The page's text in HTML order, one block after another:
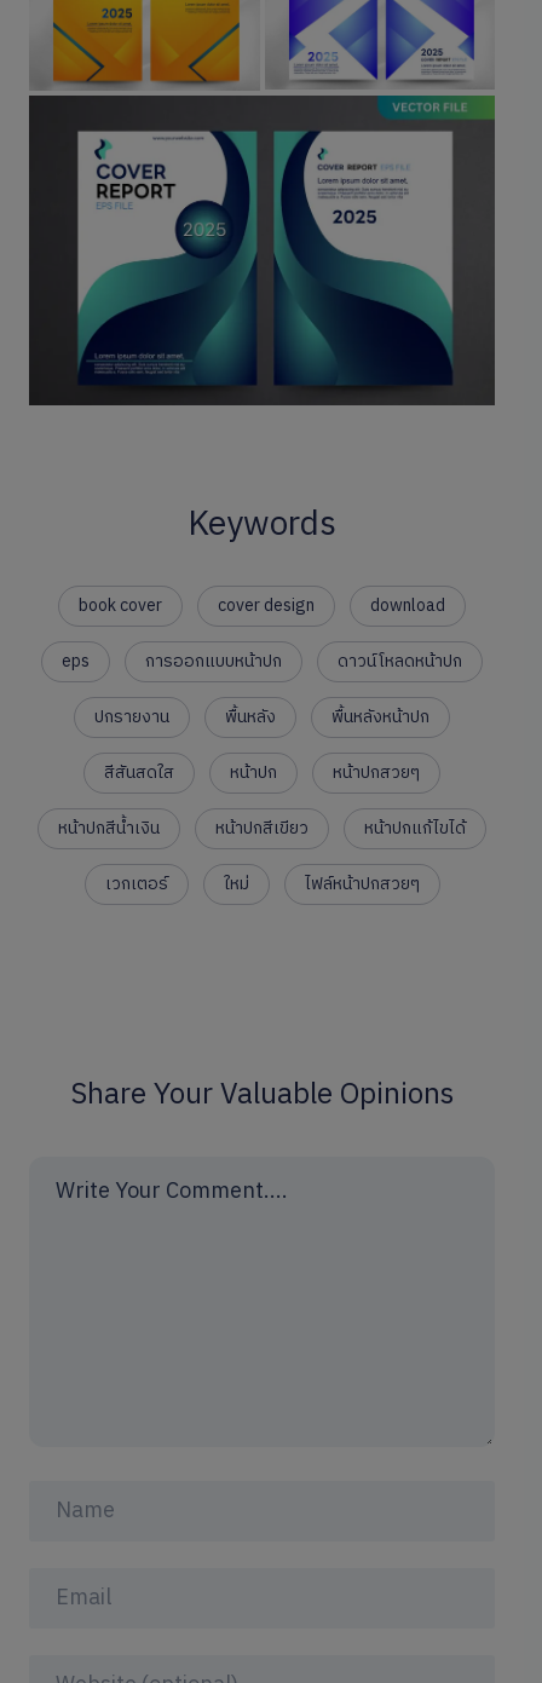
Keywords
book cover cover design
download
eps
การออกแบบหน้าปก
ดาวน์โหลดหน้าปก
ปกรายงาน
พื้นหลัง
พื้นหลังหน้าปก
สีสันสดใส
หน้าปก
หน้าปกสวยๆ
หน้าปกสีน้ำเงิน
หน้าปกสีเขียว
หน้าปกแก้ไขได้
เวกเตอร์
ใหม่ ไฟล์หน้าปกสวยๆ
Share Your Valuable Opinions